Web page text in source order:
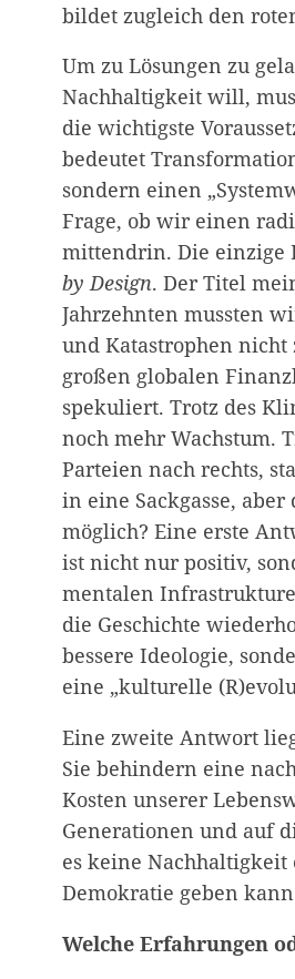
bildet zugleich den
Um zu Lösungen zu
Nachhaltigkeit will,
die wichtigste
bedeutet
sondern einen
Frage, ob wir einen
mittendrin. Die einzige
by Design. Der Titel
Jahrzehnten mussten
und Katastrophen
großen globalen
spekuliert. Trotz des
noch mehr Wachstum.
Parteien nach rechts,
in eine Sackgasse,
möglich? Eine erste
ist nicht nur positiv,
mentalen
die Geschichte
bessere Ideologie,
eine „kulturelle
Eine zweite Antwort
Sie behindern eine
Kosten unserer
Generationen und auf
es keine
Demokratie geben
Welche Erfahrungen